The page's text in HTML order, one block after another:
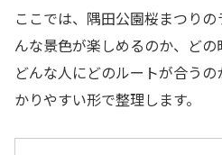
ここでは、隅田公園桜まつり
んな景色が楽しめるのか、どの
どんな人にどのルートが合う
かりやすい形で整理します。